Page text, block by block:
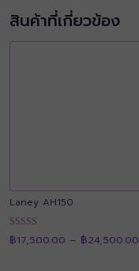
สินค้าที่เกี่ยวข้อง
Laney AH150
ให้คะแนน
4.89
฿17,500.00 – ฿24,500.00